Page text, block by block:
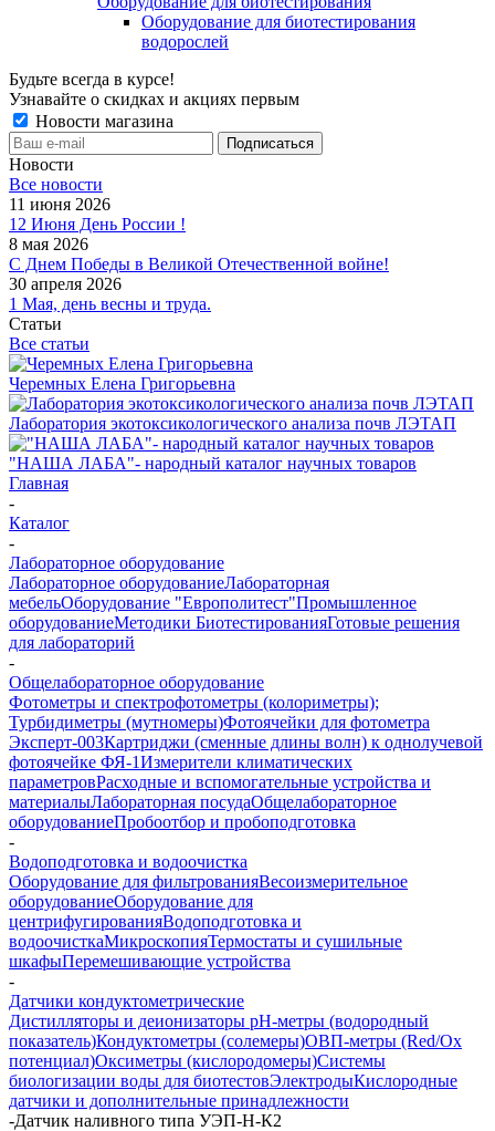
Оборудование для биотестирования
водорослей
Будьте всегда в курсе!
Узнавайте о скидках и акциях первым
Новости магазина
Новости
Все новости
11 июня 2026
12 Июня День России !
8 мая 2026
С Днем Победы в Великой Отечественной войне!
30 апреля 2026
1 Мая, день весны и труда.
Статьи
Все статьи
Черемных Елена Григорьевна
Лаборатория экотоксикологического анализа почв ЛЭТАП
"НАША ЛАБА"- народный каталог научных товаров
Главная
-
Каталог
-
Лабораторное оборудование
Лабораторное оборудованиеЛабораторная
мебельОборудование "Европолитест"Промышленное
оборудованиеМетодики БиотестированияГотовые решения
для лабораторий
-
Общелабораторное оборудование
Фотометры и спектрофотометры (колориметры);
Турбидиметры (мутномеры)Фотоячейки для фотометра
Эксперт-003Картриджи (сменные длины волн) к однолучевой
фотоячейке ФЯ-1Измерители климатических
параметровРасходные и вспомогательные устройства и
материалыЛабораторная посудаОбщелабораторное
оборудованиеПробоотбор и пробоподготовка
-
Водоподготовка и водоочистка
Оборудование для фильтрованияВесоизмерительное
оборудованиеОборудование для
центрифугированияВодоподготовка и
водоочисткаМикроскопияТермостаты и сушильные
шкафыПеремешивающие устройства
-
Датчики кондуктометрические
Дистилляторы и деионизаторы pH-метры (водородный
показатель)Кондуктометры (солемеры)ОВП-метры (Red/Ox
потенциал)Оксиметры (кислородомеры)Системы
биологизации воды для биотестовЭлектродыКислородные
датчики и дополнительные принадлежности
-Датчик наливного типа УЭП-Н-К2